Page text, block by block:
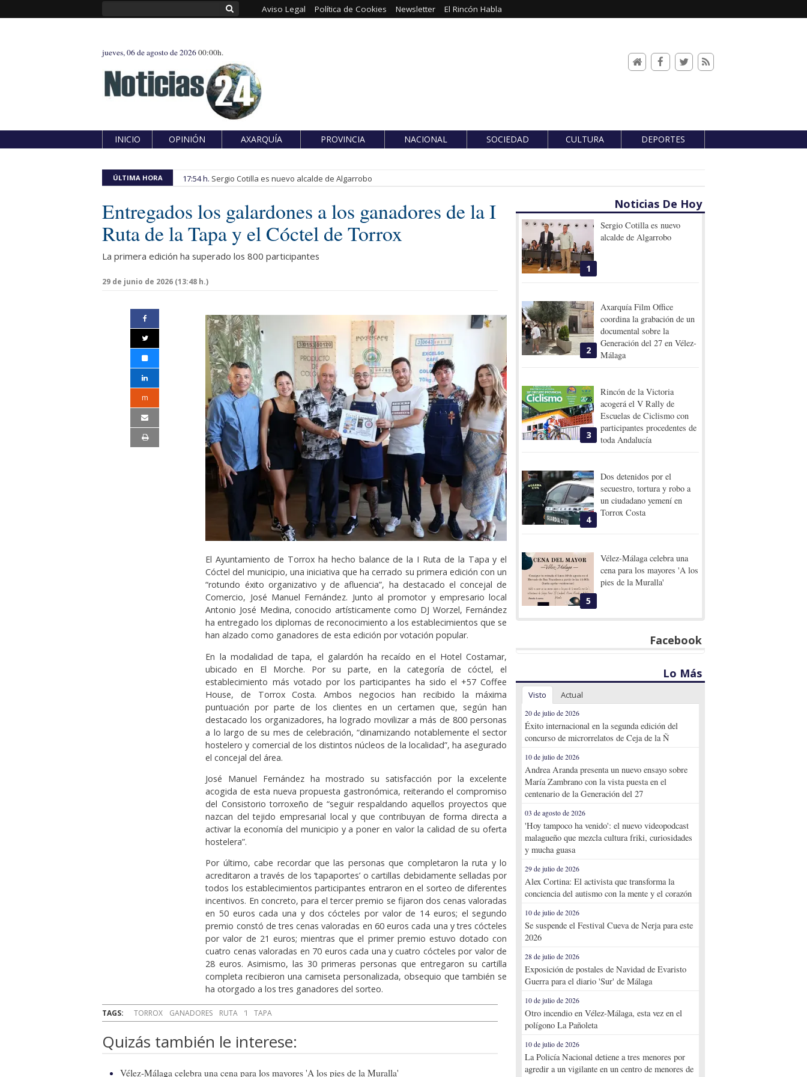
Aviso Legal Política de Cookies Newsletter El Rincón Habla
jueves, 06 de agosto de 202600:00h.
INICIO OPINIÓN AXARQUÍA PROVINCIA NACIONAL SOCIEDAD CULTURA DEPORTES
ÚLTIMA HORA 17:54 h. Sergio Cotilla es nuevo alcalde de Algarrobo
Entregados los galardones a los ganadores de la I
Ruta de la Tapa y el Cóctel de Torrox
La primera edición ha superado los 800 participantes
29 de junio de 2026 (13:48 h.)
m
El Ayuntamiento de Torrox ha hecho balance de la I Ruta de la Tapa y el
Cóctel del municipio, una iniciativa que ha cerrado su primera edición con un
“rotundo éxito organizativo y de afluencia”, ha destacado el concejal de
Comercio, José Manuel Fernández. Junto al promotor y empresario local
Antonio José Medina, conocido artísticamente como DJ Worzel, Fernández
ha entregado los diplomas de reconocimiento a los establecimientos que se
han alzado como ganadores de esta edición por votación popular.
En la modalidad de tapa, el galardón ha recaído en el Hotel Costamar,
ubicado en El Morche. Por su parte, en la categoría de cóctel, el
establecimiento más votado por los participantes ha sido el +57 Coffee
House, de Torrox Costa. Ambos negocios han recibido la máxima
puntuación por parte de los clientes en un certamen que, según han
destacado los organizadores, ha logrado movilizar a más de 800 personas
a lo largo de su mes de celebración, “dinamizando notablemente el sector
hostelero y comercial de los distintos núcleos de la localidad”, ha asegurado
el concejal del área.
José Manuel Fernández ha mostrado su satisfacción por la excelente
acogida de esta nueva propuesta gastronómica, reiterando el compromiso
del Consistorio torroxeño de “seguir respaldando aquellos proyectos que
nazcan del tejido empresarial local y que contribuyan de forma directa a
activar la economía del municipio y a poner en valor la calidad de su oferta
hostelera”.
Por último, cabe recordar que las personas que completaron la ruta y lo
acreditaron a través de los ‘tapaportes’ o cartillas debidamente selladas por
todos los establecimientos participantes entraron en el sorteo de diferentes
incentivos. En concreto, para el tercer premio se fijaron dos cenas valoradas
en 50 euros cada una y dos cócteles por valor de 14 euros; el segundo
premio constó de tres cenas valoradas en 60 euros cada una y tres cócteles
por valor de 21 euros; mientras que el primer premio estuvo dotado con
cuatro cenas valoradas en 70 euros cada una y cuatro cócteles por valor de
28 euros. Asimismo, las 30 primeras personas que entregaron su cartilla
completa recibieron una camiseta personalizada, obsequio que también se
ha otorgado a los tres ganadores del sorteo.
TAGS: TORROX GANADORES RUTA ‘I TAPA
Quizás también le interese:
Vélez-Málaga celebra una cena para los mayores 'A los pies de la Muralla'
Noticias De Hoy
1
Sergio Cotilla es nuevo
alcalde de Algarrobo
2
Axarquía Film Office
coordina la grabación de un
documental sobre la
Generación del 27 en Vélez-
Málaga
3
Rincón de la Victoria
acogerá el V Rally de
Escuelas de Ciclismo con
participantes procedentes de
toda Andalucía
4
Dos detenidos por el
secuestro, tortura y robo a
un ciudadano yemení en
Torrox Costa
5
Vélez-Málaga celebra una
cena para los mayores 'A los
pies de la Muralla'
Facebook
Lo Más
Visto Actual
20 de julio de 2026
Éxito internacional en la segunda edición del
concurso de microrrelatos de Ceja de la Ñ
10 de julio de 2026
Andrea Aranda presenta un nuevo ensayo sobre
María Zambrano con la vista puesta en el
centenario de la Generación del 27
03 de agosto de 2026
'Hoy tampoco ha venido': el nuevo videopodcast
malagueño que mezcla cultura friki, curiosidades
y mucha guasa
29 de julio de 2026
Alex Cortina: El activista que transforma la
conciencia del autismo con la mente y el corazón
10 de julio de 2026
Se suspende el Festival Cueva de Nerja para este
2026
28 de julio de 2026
Exposición de postales de Navidad de Evaristo
Guerra para el diario 'Sur' de Málaga
10 de julio de 2026
Otro incendio en Vélez-Málaga, esta vez en el
polígono La Pañoleta
10 de julio de 2026
La Policía Nacional detiene a tres menores por
agredir a un vigilante en un centro de menores de